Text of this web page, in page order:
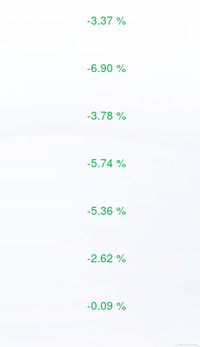
-3.37 %
-6.90 %
-3.78 %
-5.74 %
-5.36 %
-2.62 %
-0.09 %